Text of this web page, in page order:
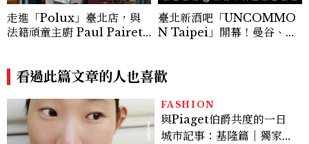
走進「Polux」臺北店，與
法籍頑童主廚 Paul Pairet
臺北新酒吧「UNCOMMO
N Taipei」開幕！曼谷、新
看過此篇文章的人也喜歡
FASHION
與Piaget伯爵共度的一日
城市記事：基隆篇｜獨家影